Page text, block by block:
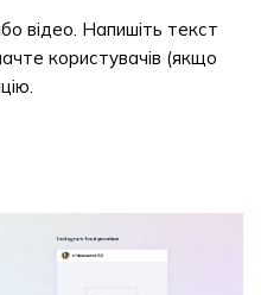
відео. Напишіть текст
користувачів (якщо